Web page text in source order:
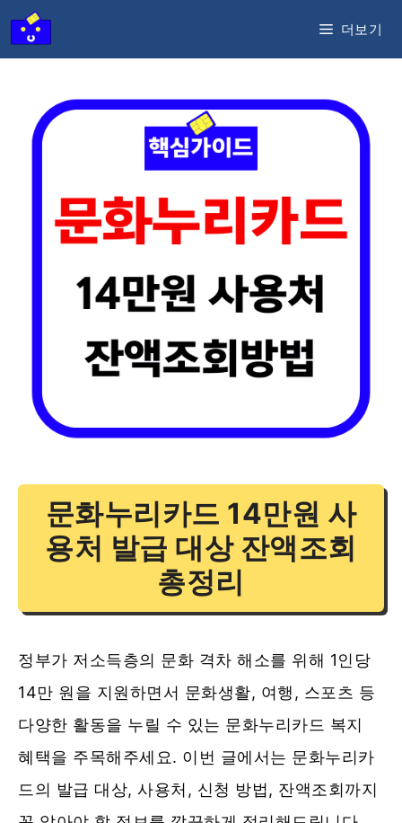
텐
더보기
문화누리카드 14만원 사
용처 발급 대상 잔액조회
총정리
정부가 저소득층의 문화 격차 해소를 위해 1인당
14만 원을 지원하면서 문화생활, 여행, 스포츠 등
다양한 활동을 누릴 수 있는 문화누리카드 복지
혜택을 주목해주세요. 이번 글에서는 문화누리카
드의 발급 대상, 사용처, 신청 방법, 잔액조회까지